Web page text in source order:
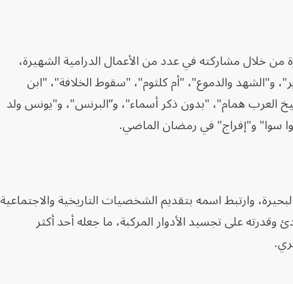
خلال مشاركته في عدد من الأعمال الدرامية الشهيرة،
و"الشهد والدموع"، "أم كلثوم"، "سقوط الخلافة"، "ابن
العرب همام"، "بدون ذكر أسماء"، و”البرنس"، و"يونس ولد
سوا" و"إفراج" في رمضان الماضي.
عام 1946 بمحافظة البحيرة، وارتبط اسمه بتقديم الشخصيات التاريخية والاجتماعية
وقدرته على تجسيد الأدوار المركبة، ما جعله أحد أكثر